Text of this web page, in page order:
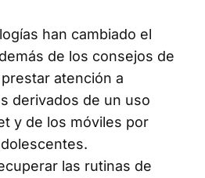
han cambiado el
de los consejos de
atención a
derivados de un uso
y de los móviles por
las rutinas de